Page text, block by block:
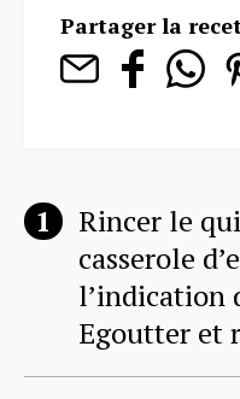
Partager la
Rincer le
casserole
l’indication
Egoutter et